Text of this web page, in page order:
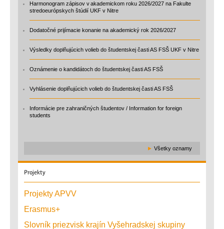
Harmonogram zápisov v akademickom roku 2026/2027 na Fakulte
stredoeurópskych štúdií UKF v Nitre
Dodatočné prijímacie konanie na akademický rok 2026/2027
Výsledky doplňujúcich volieb do študentskej časti AS FSŠ UKF v Nitre
Oznámenie o kandidátoch do študentskej časti AS FSŠ
Vyhlásenie doplňujúcich volieb do študentskej časti AS FSŠ
Informácie pre zahraničných študentov / Information for foreign
students
► Všetky oznamy
Projekty
Projekty APVV
Erasmus+
Slovník priezvisk krajín Vyšehradskej skupiny